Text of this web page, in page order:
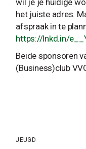
wil je je huidige
het juiste adres.
afspraak in te
https://lnkd.in/
Beide sponsoren
(Business)club
JEUGD